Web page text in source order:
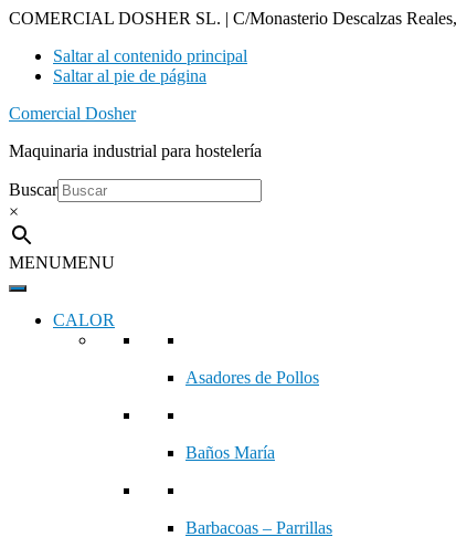
COMERCIAL DOSHER SL. | C/Monasterio Descalzas
Saltar al contenido principal
Saltar al pie de página
Comercial Dosher
Maquinaria industrial para hostelería
Buscar
×
MENUMENU
CALOR
Asadores de Pollos
Baños María
Barbacoas – Parrillas